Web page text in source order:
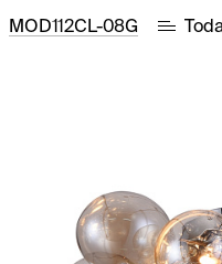
MOD112CL-08G